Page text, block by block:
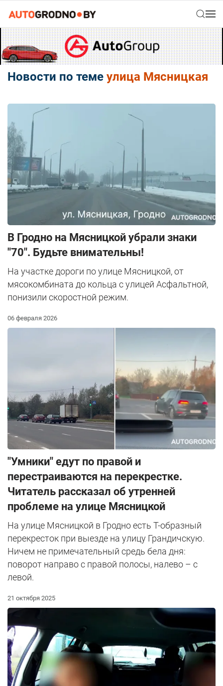
Новости по теме улица Мясницкая
В Гродно на Мясницкой убрали знаки
"70". Будьте внимательны!
На участке дороги по улице Мясницкой, от
мясокомбината до кольца с улицей Асфальтной,
понизили скоростной режим.
06 февраля 2026
"Умники" едут по правой и
перестраиваются на перекрестке.
Читатель рассказал об утренней
проблеме на улице Мясницкой
На улице Мясницкой в Гродно есть Т-образный
перекресток при выезде на улицу Грандичскую.
Ничем не примечательный средь бела дня:
поворот направо с правой полосы, налево – с
левой.
21 октября 2025